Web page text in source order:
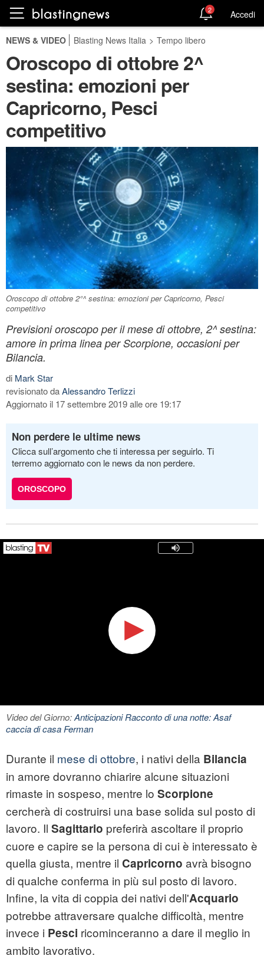
2 Accedi
NEWS & VIDEO Blasting News Italia > Tempo libero
Oroscopo di ottobre 2^
sestina: emozioni per
Capricorno, Pesci
competitivo
Oroscopo di ottobre 2°^ sestina: emozioni per Capricorno, Pesci
competitivo
Previsioni oroscopo per il mese di ottobre, 2^ sestina:
amore in prima linea per Scorpione, occasioni per
Bilancia.
di Mark Star
revisionato daAlessandro Terlizzi
Aggiornato il 17 settembre 2019 alle ore 19:17
Non perdere le ultime news
Clicca sull’argomento che ti interessa per seguirlo. Ti
terremo aggiornato con le news da non perdere.
OROSCOPO
Video del Giorno:Anticipazioni Racconto di una notte: Asaf
caccia di casa Ferman
Durante il mese di ottobre, i nativi della Bilancia
in amore dovranno chiarire alcune situazioni
rimaste in sospeso, mentre lo Scorpione
cercherà di costruirsi una base solida sul posto di
lavoro. Il Sagittario preferirà ascoltare il proprio
cuore e capire se la persona di cui è interessato è
quella giusta, mentre il Capricorno avrà bisogno
di qualche conferma in più sul posto di lavoro.
Infine, la vita di coppia dei nativi dell'Acquario
potrebbe attraversare qualche difficoltà, mentre
invece i Pesci ricominceranno a dare il meglio in
ambito lavorativo.